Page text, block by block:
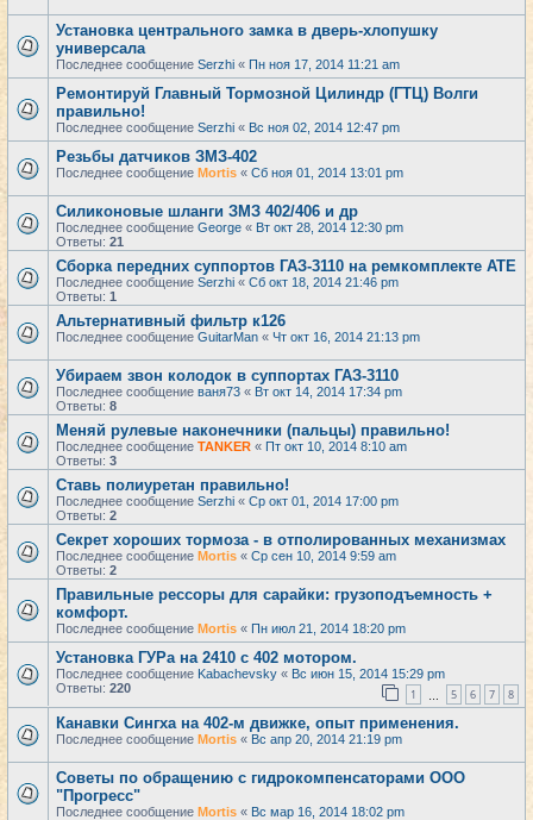
Установка центрального замка в дверь-хлопушку
универсала
Последнее сообщение Serzhi « Пн ноя 17, 2014 11:21 am
Ремонтируй Главный Тормозной Цилиндр (ГТЦ) Волги
правильно!
Последнее сообщение Serzhi « Вс ноя 02, 2014 12:47 pm
Резьбы датчиков ЗМЗ-402
Последнее сообщение Mortis « Сб ноя 01, 2014 13:01 pm
Cиликоновые шланги ЗМЗ 402/406 и др
Последнее сообщение George « Вт окт 28, 2014 12:30 pm
Ответы: 21
Сборка передних суппортов ГАЗ-3110 на ремкомплекте АТЕ
Последнее сообщение Serzhi « Сб окт 18, 2014 21:46 pm
Ответы: 1
Альтернативный фильтр к126
Последнее сообщение GuitarMan « Чт окт 16, 2014 21:13 pm
Убираем звон колодок в суппортах ГАЗ-3110
Последнее сообщение ваня73 « Вт окт 14, 2014 17:34 pm
Ответы: 8
Меняй рулевые наконечники (пальцы) правильно!
Последнее сообщение TANKER « Пт окт 10, 2014 8:10 am
Ответы: 3
Ставь полиуретан правильно!
Последнее сообщение Serzhi « Ср окт 01, 2014 17:00 pm
Ответы: 2
Секрет хороших тормоза - в отполированных механизмах
Последнее сообщение Mortis « Ср сен 10, 2014 9:59 am
Ответы: 2
Правильные рессоры для сарайки: грузоподъемность +
комфорт.
Последнее сообщение Mortis « Пн июл 21, 2014 18:20 pm
Установка ГУРа на 2410 с 402 мотором.
Последнее сообщение Kabachevsky « Вс июн 15, 2014 15:29 pm
Ответы: 220 1 5 6 7 8
Канавки Сингха на 402-м движке, опыт применения.
Последнее сообщение Mortis « Вс апр 20, 2014 21:19 pm
Советы по обращению с гидрокомпенсаторами ООО
"Прогресс"
Последнее сообщение Mortis « Вс мар 16, 2014 18:02 pm